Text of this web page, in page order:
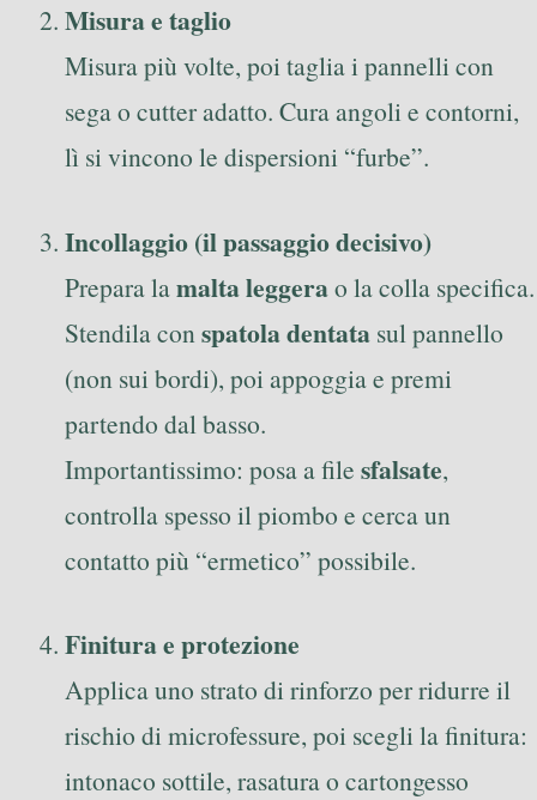
Misura e taglio
Misura più volte, poi taglia i pannelli con
sega o cutter adatto. Cura angoli e contorni,
lì si vincono le dispersioni “furbe”.
Incollaggio (il passaggio decisivo)
Prepara lamalta leggerao la colla specifica.
Stendila con spatola dentata sul pannello
(non sui bordi), poi appoggia e premi
partendo dal basso.
Importantissimo: posa a file sfalsate,
controlla spesso il piombo e cerca un
contatto più “ermetico” possibile.
Finitura e protezione
Applica uno strato di rinforzo per ridurre il
rischio di microfessure, poi scegli la finitura:
intonaco sottile, rasatura o cartongesso